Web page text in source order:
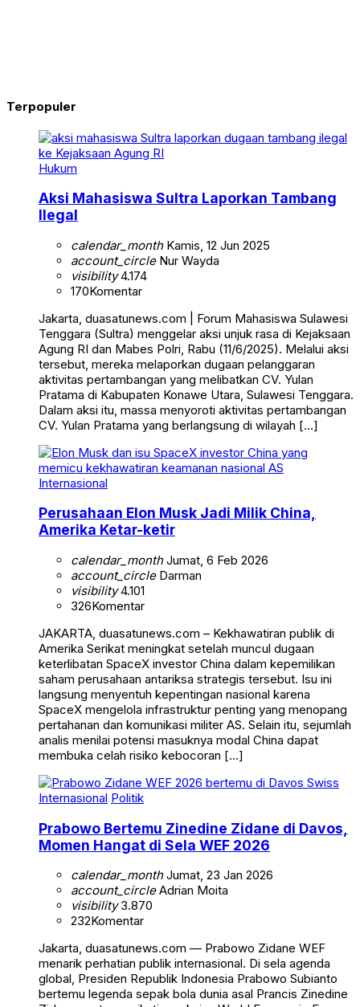
Terpopuler
Hukum
Aksi Mahasiswa Sultra Laporkan Tambang
Ilegal
calendar_monthKamis, 12 Jun 2025
account_circleNur Wayda
visibility4.174
170Komentar
Jakarta, duasatunews.com | Forum Mahasiswa Sulawesi
Tenggara (Sultra) menggelar aksi unjuk rasa di Kejaksaan
Agung RI dan Mabes Polri, Rabu (11/6/2025). Melalui aksi
tersebut, mereka melaporkan dugaan pelanggaran
aktivitas pertambangan yang melibatkan CV. Yulan
Pratama di Kabupaten Konawe Utara, Sulawesi Tenggara.
Dalam aksi itu, massa menyoroti aktivitas pertambangan
CV. Yulan Pratama yang berlangsung di wilayah […]
Internasional
Perusahaan Elon Musk Jadi Milik China,
Amerika Ketar-ketir
calendar_monthJumat, 6 Feb 2026
account_circleDarman
visibility4.101
326Komentar
JAKARTA, duasatunews.com – Kekhawatiran publik di
Amerika Serikat meningkat setelah muncul dugaan
keterlibatan SpaceX investor China dalam kepemilikan
saham perusahaan antariksa strategis tersebut. Isu ini
langsung menyentuh kepentingan nasional karena
SpaceX mengelola infrastruktur penting yang menopang
pertahanan dan komunikasi militer AS. Selain itu, sejumlah
analis menilai potensi masuknya modal China dapat
membuka celah risiko kebocoran […]
Internasional Politik
Prabowo Bertemu Zinedine Zidane di Davos,
Momen Hangat di Sela WEF 2026
calendar_monthJumat, 23 Jan 2026
account_circleAdrian Moita
visibility3.870
232Komentar
Jakarta, duasatunews.com — Prabowo Zidane WEF
menarik perhatian publik internasional. Di sela agenda
global, Presiden Republik Indonesia Prabowo Subianto
bertemu legenda sepak bola dunia asal Prancis Zinedine